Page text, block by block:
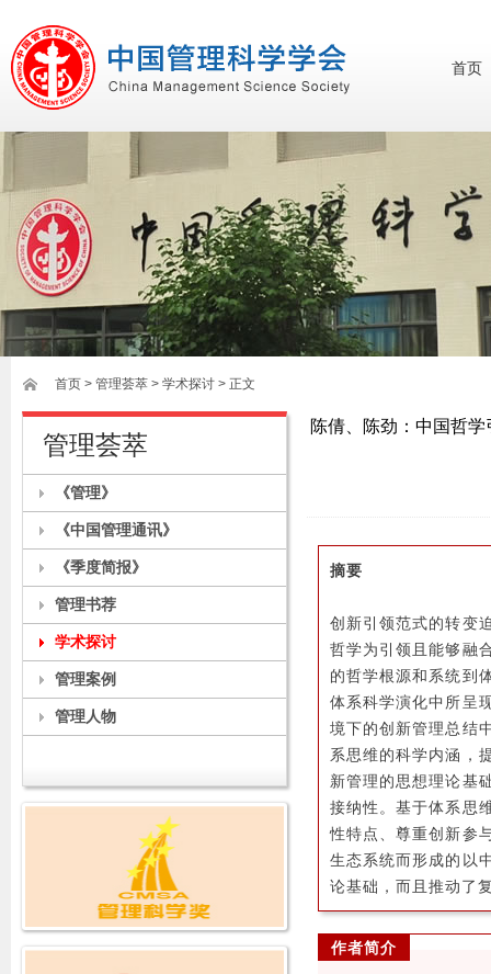
首页
首页 > 管理荟萃 > 学术探讨 > 正文
管理荟萃
《管理》
《中国管理通讯》
《季度简报》
管理书荐
学术探讨
管理案例
管理人物
陈倩、陈劲：中国哲
摘要
创新引领范式的转变
哲学为引领且能够融
的哲学根源和系统到
体系科学演化中所呈
境下的创新管理总结
系思维的科学内涵，
新管理的思想理论基
接纳性。基于体系思
性特点、尊重创新参
生态系统而形成的以
论基础，而且推动了
作者简介